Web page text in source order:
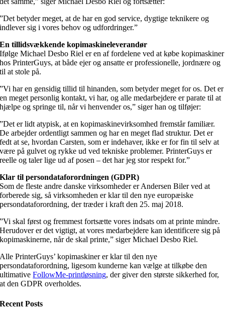
”Det betyder meget, at de har en god service, dygtige teknikere og
indlever sig i vores behov og udfordringer.”
En tillidsvækkende kopimaskineleverandør
Ifølge Michael Desbo Riel er en af fordelene ved at købe kopimaskiner
hos PrinterGuys, at både ejer og ansatte er professionelle, jordnære og
til at stole på.
”Vi har en gensidig tillid til hinanden, som betyder meget for os. Det er
en meget personlig kontakt, vi har, og alle medarbejdere er parate til at
hjælpe og springe til, når vi henvender os,” siger han og tilføjer:
”Det er lidt atypisk, at en kopimaskinevirksomhed fremstår familiær.
De arbejder ordentligt sammen og har en meget flad struktur. Det er
fedt at se, hvordan Carsten, som er indehaver, ikke er for fin til selv at
være på gulvet og rykke ud ved tekniske problemer. PrinterGuys er
reelle og taler lige ud af posen – det har jeg stor respekt for.”
Klar til persondataforordningen (GDPR)
Som de fleste andre danske virksomheder er Andersen Biler ved at
forberede sig, så virksomheden er klar til den nye europæiske
persondataforordning, der træder i kraft den 25. maj 2018.
”Vi skal først og fremmest fortsætte vores indsats om at printe mindre.
Herudover er det vigtigt, at vores medarbejdere kan identificere sig på
kopimaskinerne, når de skal printe,” siger Michael Desbo Riel.
Alle PrinterGuys’ kopimaskiner er klar til den nye
persondataforordning, ligesom kunderne kan vælge at tilkøbe den
ultimativeFollowMe-printløsning, der giver den største sikkerhed for,
at den GDPR overholdes.
Recent Posts